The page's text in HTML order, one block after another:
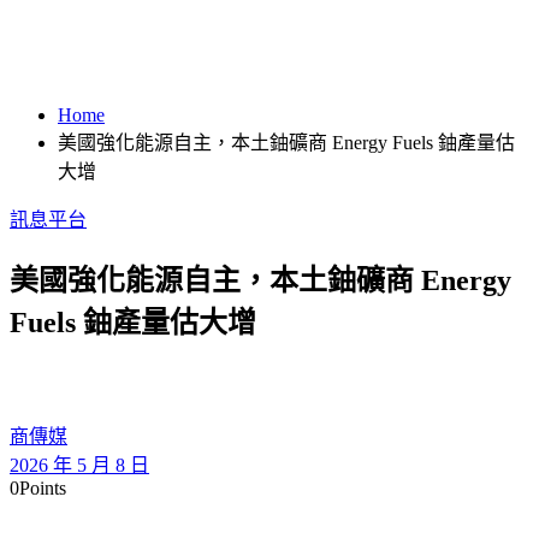
Home
美國強化能源自主，本土鈾礦商 Energy Fuels 鈾產量估
大增
訊息平台
美國強化能源自主，本土鈾礦商 Energy
Fuels 鈾產量估大增
商傳媒
2026 年 5 月 8 日
0Points